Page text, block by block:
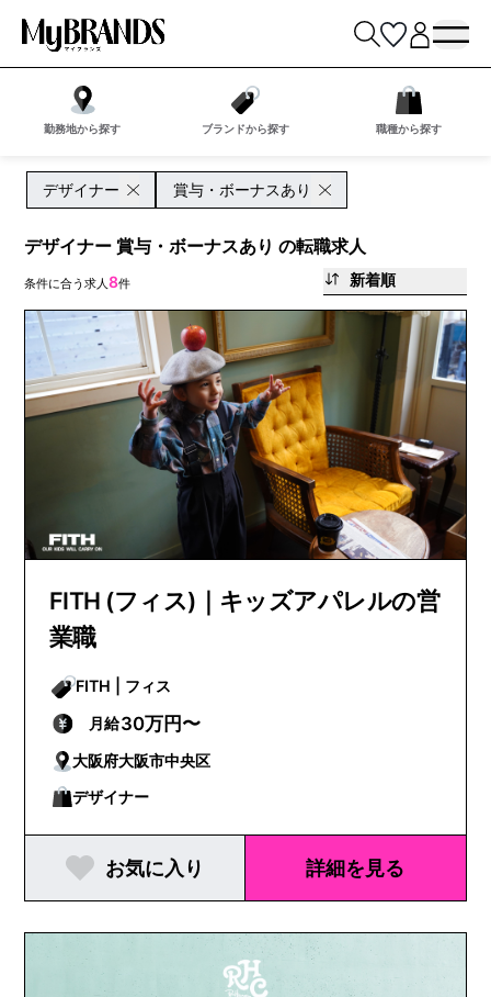
勤務地から探す ブランドから探す 職種から探す
デザイナー 賞与・ボーナスあり
デザイナー 賞与・ボーナスあり の転職求人
条件に合う求人8件 新着順
FITH (フィス)｜キッズアパレルの営
業職
FITH | フィス
月給30万円〜
大阪府大阪市中央区
デザイナー
お気に入り 詳細を見る